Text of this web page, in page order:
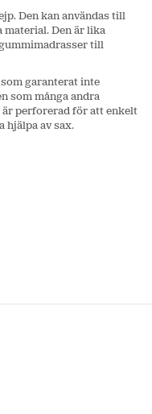
Den kan användas till
material. Den är lika
till
garanterat inte
som många andra
perforerad för att enkelt
hjälpa av sax.